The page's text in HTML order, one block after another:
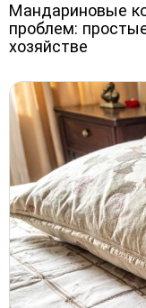
Мандариновые
проблем:
хозяйстве